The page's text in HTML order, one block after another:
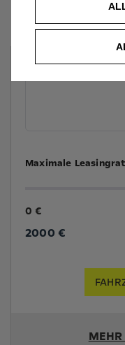
Welches Fahrzeug?
Maximale
0 €
2000 €